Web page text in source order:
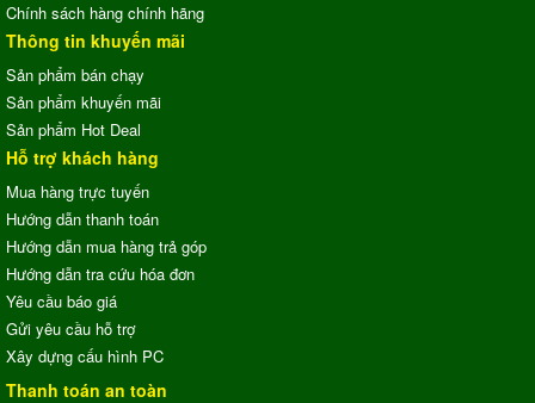
Chính sách hàng chính hãng
Thông tin khuyến mãi
Sản phẩm bán chạy
Sản phẩm khuyến mãi
Sản phẩm Hot Deal
Hỗ trợ khách hàng
Mua hàng trực tuyến
Hướng dẫn thanh toán
Hướng dẫn mua hàng trả góp
Hướng dẫn tra cứu hóa đơn
Yêu cầu báo giá
Gửi yêu cầu hỗ trợ
Xây dựng cấu hình PC
Thanh toán an toàn